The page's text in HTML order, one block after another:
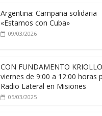
Argentina: Campaña solidaria
«Estamos con Cuba»
09/03/2026
CON FUNDAMENTO
viernes de 9:00 a 12:00 horas
Radio Lateral en Misiones
05/03/2025